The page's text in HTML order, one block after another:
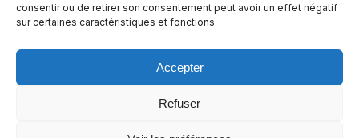
consentir ou de retirer son consentement peut avoir un effet négatif
sur certaines caractéristiques et fonctions.
Accepter
Refuser
Facebook